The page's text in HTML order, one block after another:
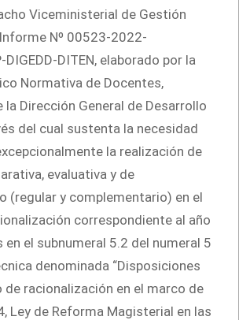
Viceministerial de Gestión
Nº 00523-2022-
DIGEDD-DITEN, elaborado por la
Normativa de Docentes,
la Dirección General de Desarrollo
del cual sustenta la necesidad
la realización de
evaluativa y de
(regular y complementario) en el
correspondiente al año
en el subnumeral 5.2 del numeral 5
denominada “Disposiciones
de racionalización en el marco de
Ley de Reforma Magisterial en las